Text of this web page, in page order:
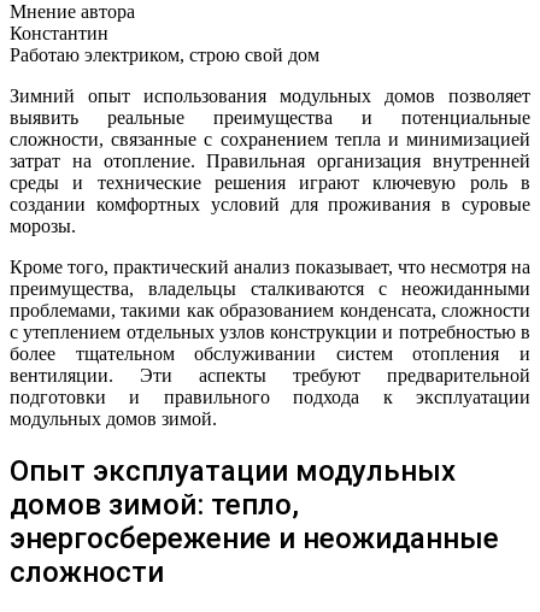
Мнение автора
Константин
Работаю электриком, строю свой дом
Зимний опыт использования модульных домов позволяет
выявить реальные преимущества и потенциальные
сложности, связанные с сохранением тепла и минимизацией
затрат на отопление. Правильная организация внутренней
среды и технические решения играют ключевую роль в
создании комфортных условий для проживания в суровые
морозы.
Кроме того, практический анализ показывает, что несмотря на
преимущества, владельцы сталкиваются с неожиданными
проблемами, такими как образованием конденсата, сложности
с утеплением отдельных узлов конструкции и потребностью в
более тщательном обслуживании систем отопления и
вентиляции. Эти аспекты требуют предварительной
подготовки и правильного подхода к эксплуатации
модульных домов зимой.
Опыт эксплуатации модульных
домов зимой: тепло,
энергосбережение и неожиданные
сложности